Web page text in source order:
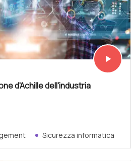
Vedi subito
play_arrow
d'Achille dell'industria
Sicurezza informatica